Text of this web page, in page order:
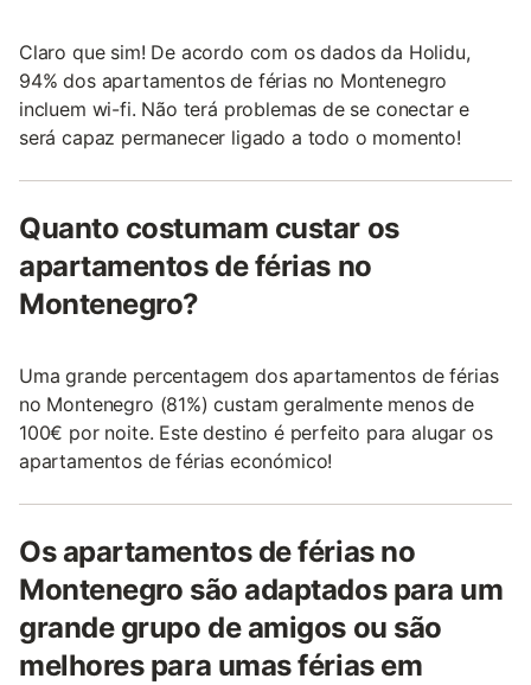
Claro que sim! De acordo com os dados da Holidu,
94% dos apartamentos de férias no Montenegro
incluem wi-fi. Não terá problemas de se conectar e
será capaz permanecer ligado a todo o momento!
Quanto costumam custar os
apartamentos de férias no
Montenegro?
Uma grande percentagem dos apartamentos de férias
no Montenegro (81%) custam geralmente menos de
100€ por noite. Este destino é perfeito para alugar os
apartamentos de férias económico!
Os apartamentos de férias no
Montenegro são adaptados para um
grande grupo de amigos ou são
melhores para umas férias em